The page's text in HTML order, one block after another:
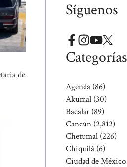
de
Síguenos
Categorías
Agenda (86)
Akumal (30)
Bacalar (89)
Cancún (2,812)
Chetumal (226)
Chiquilá (6)
Ciudad de México